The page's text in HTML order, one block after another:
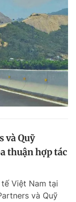
và Quỹ
thuận hợp tác
Việt Nam tại
và Quỹ